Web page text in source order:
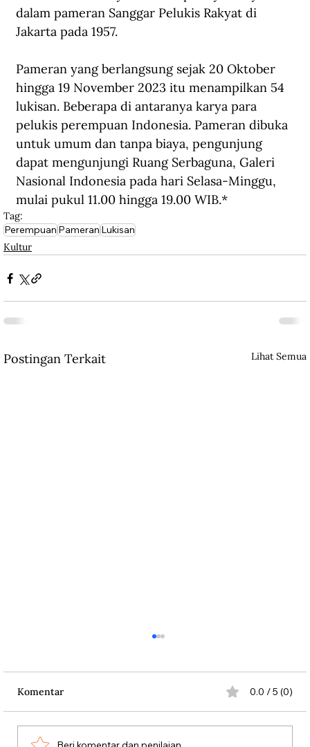
dalam pameran Sanggar Pelukis Rakyat di
Jakarta pada 1957.
Pameran yang berlangsung sejak 20 Oktober
hingga 19 November 2023 itu menampilkan 54
lukisan. Beberapa di antaranya karya para
pelukis perempuan Indonesia. Pameran dibuka
untuk umum dan tanpa biaya, pengunjung
dapat mengunjungi Ruang Serbaguna, Galeri
Nasional Indonesia pada hari Selasa-Minggu,
mulai pukul 11.00 hingga 19.00 WIB.*
Tag:
PerempuanPameranLukisan
Kultur
Postingan Terkait Lihat Semua
Misteri Gunung Kawi
Komentar 0.0 / 5 (0)